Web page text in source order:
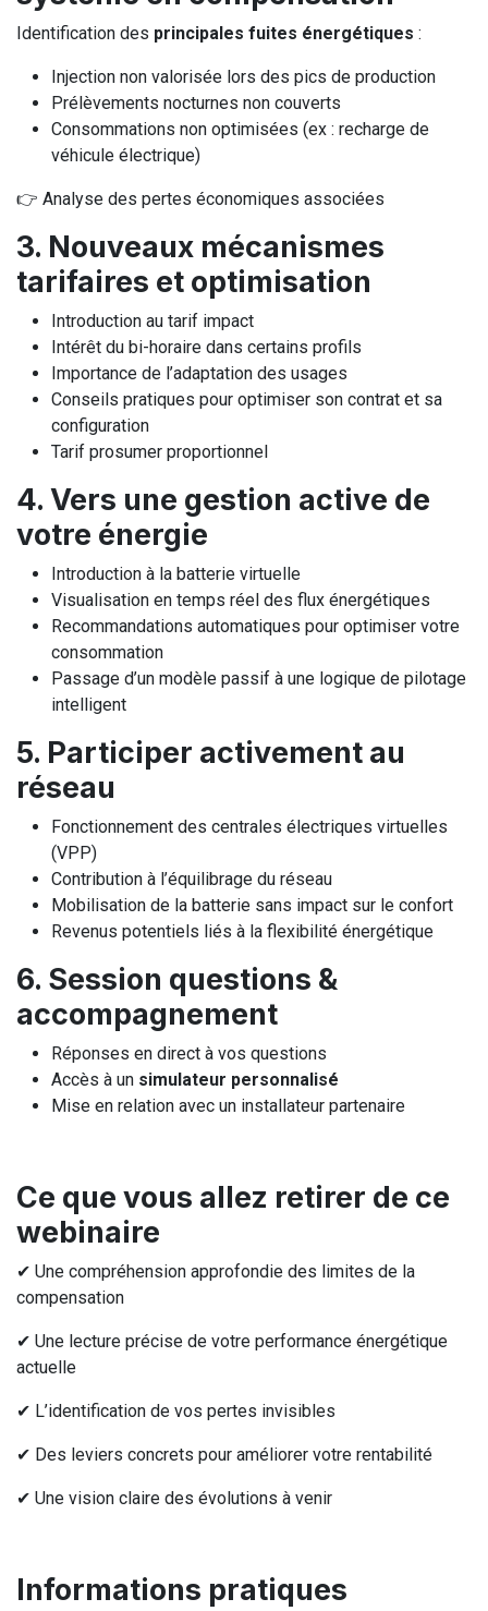
Identification des principales fuites énergétiques :
Injection non valorisée lors des pics de production
Prélèvements nocturnes non couverts
Consommations non optimisées (ex : recharge de
véhicule électrique)
👉 Analyse des pertes économiques associées
3. Nouveaux mécanismes
tarifaires et optimisation
Introduction au tarif impact
Intérêt du bi-horaire dans certains profils
Importance de l’adaptation des usages
Conseils pratiques pour optimiser son contrat et sa
configuration
Tarif prosumer proportionnel
4. Vers une gestion active de
votre énergie
Introduction à la batterie virtuelle
Visualisation en temps réel des flux énergétiques
Recommandations automatiques pour optimiser votre
consommation
Passage d’un modèle passif à une logique de pilotage
intelligent
5. Participer activement au
réseau
Fonctionnement des centrales électriques virtuelles
(VPP)
Contribution à l’équilibrage du réseau
Mobilisation de la batterie sans impact sur le confort
Revenus potentiels liés à la flexibilité énergétique
6. Session questions &
accompagnement
Réponses en direct à vos questions
Accès à un simulateur personnalisé
Mise en relation avec un installateur partenaire
Ce que vous allez retirer de ce
webinaire
✔ Une compréhension approfondie des limites de la
compensation
✔ Une lecture précise de votre performance énergétique
actuelle
✔ L’identification de vos pertes invisibles
✔ Des leviers concrets pour améliorer votre rentabilité
✔ Une vision claire des évolutions à venir
Informations pratiques